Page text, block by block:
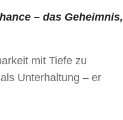
– das Geheimnis,
mit Tiefe zu
Unterhaltung – er